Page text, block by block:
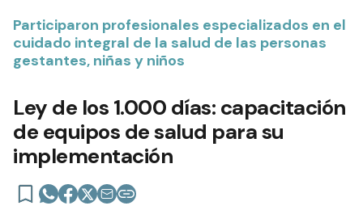
Participaron profesionales especializados en el
cuidado integral de la salud de las personas
gestantes, niñas y niños
Ley de los 1.000 días: capacitación
de equipos de salud para su
implementación